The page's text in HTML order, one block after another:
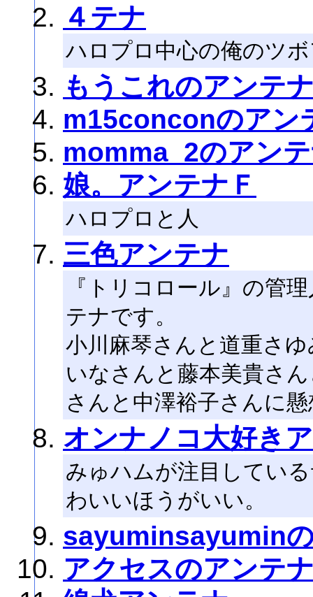
４テナ
ハロプロ中心の俺のツ
もうこれのアンテ
m15conconのアン
momma_2のアン
娘。アンテナＦ
ハロプロと人
三色アンテナ
『トリコロール』の管
テナです。
小川麻琴さんと道重さ
いなさんと藤本美貴さ
さんと中澤裕子さんに
オンナノコ大好き
みゅハムが注目してい
わいいほうがいい。
sayuminsayumin
アクセスのアンテ